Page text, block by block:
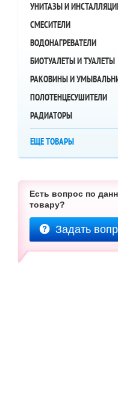
УНИТАЗЫ И
СМЕСИТЕЛИ
ВОДОНАГРЕВАТЕЛИ
БИОТУАЛЕТЫ И ТУАЛЕТЫ
РАКОВИНЫ И
ПОЛОТЕНЦЕСУШИТЕЛИ
РАДИАТОРЫ
ЕЩЕ ТОВАРЫ
Есть вопрос по
товару?
Задать